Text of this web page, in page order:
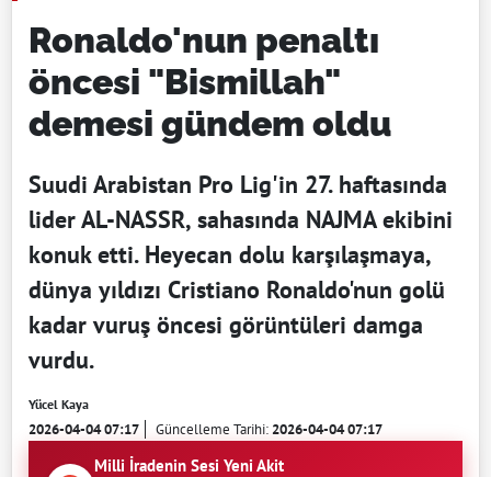
Ronaldo'nun penaltı
öncesi "Bismillah"
demesi gündem oldu
Suudi Arabistan Pro Lig'in 27. haftasında
lider AL-NASSR, sahasında NAJMA ekibini
konuk etti. Heyecan dolu karşılaşmaya,
dünya yıldızı Cristiano Ronaldo'nun golü
kadar vuruş öncesi görüntüleri damga
vurdu.
Yücel Kaya
2026-04-04 07:17 Güncelleme Tarihi:2026-04-04 07:17
Milli İradenin Sesi Yeni Akit